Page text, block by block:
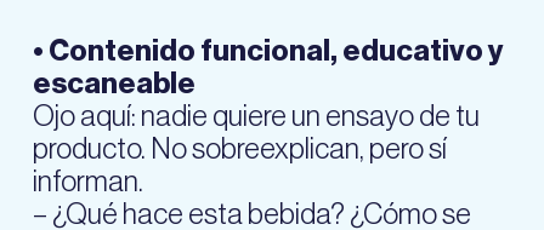
• Contenido funcional, educativo y
escaneable
Ojo aquí: nadie quiere un ensayo de tu
producto. No sobreexplican, pero sí
informan.
– ¿Qué hace esta bebida? ¿Cómo se